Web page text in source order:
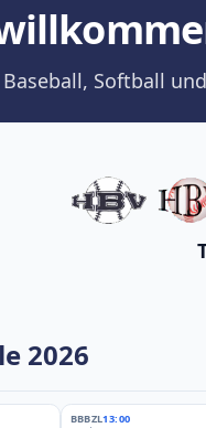
Softball
2026
BBBZL13:00